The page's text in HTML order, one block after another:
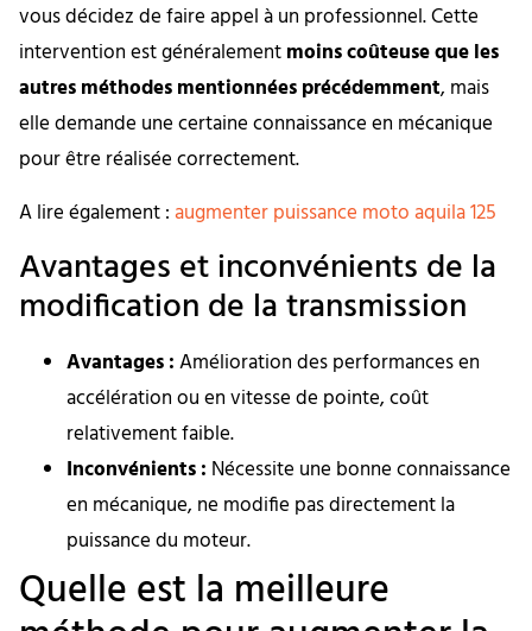
vous décidez de faire appel à un professionnel. Cette
intervention est généralementmoins coûteuse que les
autres méthodes mentionnées précédemment, mais
elle demande une certaine connaissance en mécanique
pour être réalisée correctement.
A lire également :augmenter puissance moto aquila 125
Avantages et inconvénients de la
modification de la transmission
Avantages :Amélioration des performances en
accélération ou en vitesse de pointe, coût
relativement faible.
Inconvénients : Nécessite une bonne connaissance
en mécanique, ne modifie pas directement la
puissance du moteur.
Quelle est la meilleure